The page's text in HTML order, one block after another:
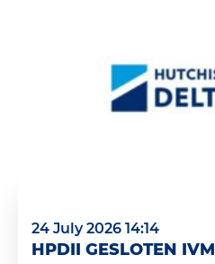
24 July 2026 14:14
HPDII GESLOTEN IVM